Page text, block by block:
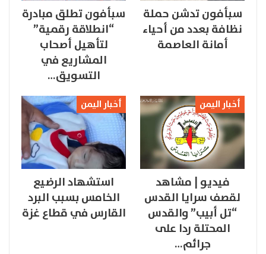
سبأفون تدشن حملة
نظافة بعدد من أحياء
أمانة العاصمة
سبأفون تطلق مبادرة
“انطلاقة رقمية”
لتأهيل أصحاب
المشاريع في
التسويق…
أخبار اليمن
فيديو | مشاهد
لقصف سرايا القدس
“تل أبيب” والقدس
المحتلة ردا على
جرائم…
أخبار اليمن
استشهاد الرضيع
الخامس بسبب البرد
القارس في قطاع غزة